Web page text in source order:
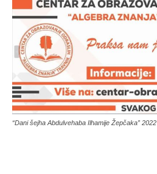
“Dani šejha Abdulvehaba Ilhamije Žepčaka” 2022